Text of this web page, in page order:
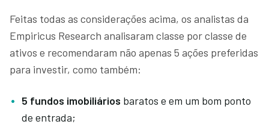
Feitas todas as considerações acima, os analistas da
Empiricus Research analisaram classe por classe de
ativos e recomendaram não apenas 5 ações preferidas
para investir, como também:
5 fundos imobiliários baratos e em um bom ponto
de entrada;